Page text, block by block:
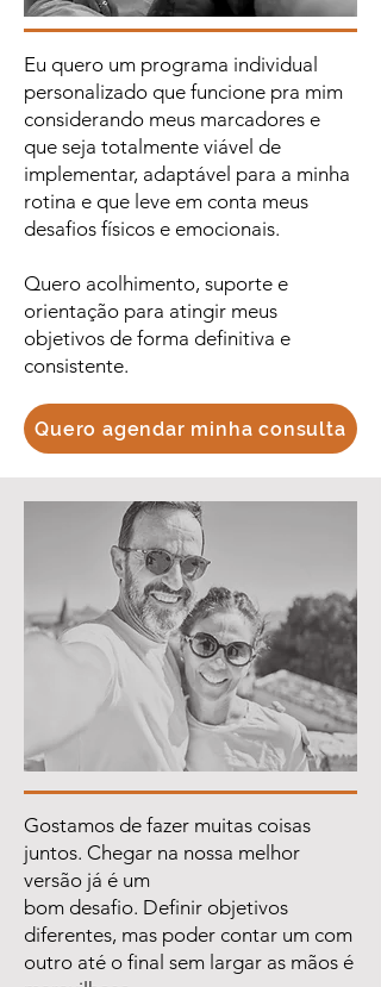
Eu quero um programa individual
personalizado que funcione pra mim
considerando meus marcadores e
que seja totalmente viável de
implementar, adaptável para a minha
rotina e que leve em conta meus
desafios físicos e emocionais.
Quero acolhimento, suporte e
orientação para atingir meus
objetivos de forma definitiva e
consistente.
Quero agendar minha consulta
Gostamos de fazer muitas coisas
juntos. Chegar na nossa melhor
versão já é um
bom desafio. Definir objetivos
diferentes, mas poder contar um com
outro até o final sem largar as mãos é